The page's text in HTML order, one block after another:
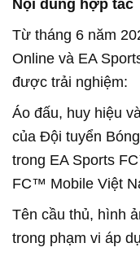
Nội dung hợp tác
Từ tháng 6 năm
Online và EA
được trải nghiệm:
Áo đấu, huy hiệu
của Đội tuyển
trong EA Sports
FC™ Mobile Việt
Tên cầu thủ, hình
trong phạm vi áp